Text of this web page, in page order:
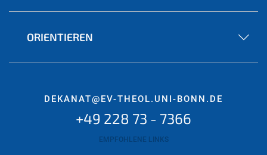
ORIENTIEREN
DEKANAT@EV-THEOL.UNI-BONN.DE
+49 228 73 - 7366
EMPFOHLENE LINKS